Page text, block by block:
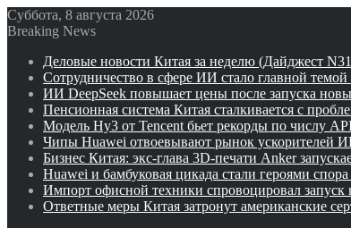
Суббота, 8 августа 2026
Breaking News
Деловые новости Китая за неделю (Дайджест
Сотрудничество в сфере ИИ стало главной
ИИ DeepSeek повышает цены после запуска
Пенсионная система Китая сталкивается с
Модель Hy3 от Tencent бьет рекорды по числу
Чипы Huawei отвоевывают рынок ускорителей
Бизнес Китая: экс-глава 3D-печати Anker
Huawei и бамбуковая цикада стали героями
Импорт офисной техники спровоцировал
Ответные меры Китая затронут американские